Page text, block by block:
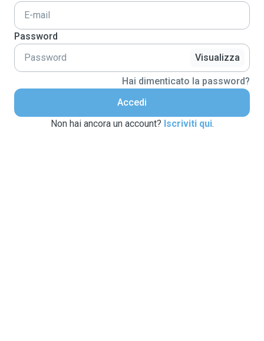
Password
Visualizza
Hai dimenticato la password?
Accedi
Non hai ancora un account? Iscriviti qui.